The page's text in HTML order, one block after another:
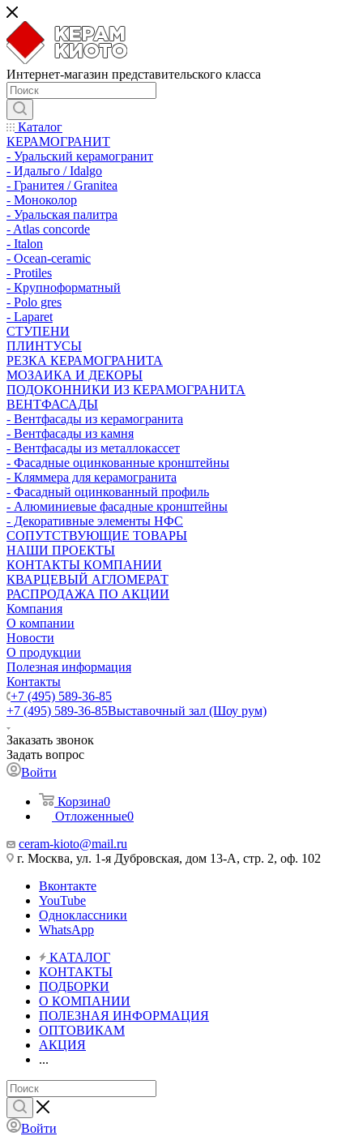
Интернет-магазин представительского класса
Каталог
КЕРАМОГРАНИТ
- Уральский керамогранит
- Идальго / Idalgo
- Гранитея / Granitea
- Моноколор
- Уральская палитра
- Atlas concorde
- Italon
- Ocean-ceramic
- Protiles
- Крупноформатный
- Polo gres
- Laparet
СТУПЕНИ
ПЛИНТУСЫ
РЕЗКА КЕРАМОГРАНИТА
МОЗАИКА И ДЕКОРЫ
ПОДОКОННИКИ ИЗ КЕРАМОГРАНИТА
ВЕНТФАСАДЫ
- Вентфасады из керамогранита
- Вентфасады из камня
- Вентфасады из металлокассет
- Фасадные оцинкованные кронштейны
- Кляммера для керамогранита
- Фасадный оцинкованный профиль
- Алюминиевые фасадные кронштейны
- Декоративные элементы НФС
СОПУТСТВУЮЩИЕ ТОВАРЫ
НАШИ ПРОЕКТЫ
КОНТАКТЫ КОМПАНИИ
КВАРЦЕВЫЙ АГЛОМЕРАТ
РАСПРОДАЖА ПО АКЦИИ
Компания
О компании
Новости
О продукции
Полезная информация
Контакты
+7 (495) 589-36-85
+7 (495) 589-36-85Выставочный зал (Шоу рум)
Заказать звонок
Задать вопрос
Войти
Корзина0
Отложенные0
ceram-kioto@mail.ru
г. Москва, ул. 1-я Дубровская, дом 13-А, стр. 2, оф. 102
Вконтакте
YouTube
Одноклассники
WhatsApp
КАТАЛОГ
КОНТАКТЫ
ПОДБОРКИ
О КОМПАНИИ
ПОЛЕЗНАЯ ИНФОРМАЦИЯ
ОПТОВИКАМ
АКЦИЯ
...
Войти